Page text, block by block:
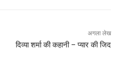
अगला लेख
दिव्या शर्मा की कहानी – प्यार की जिद